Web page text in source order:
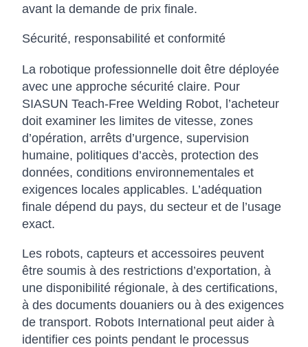
avant la demande de prix finale.
Sécurité, responsabilité et conformité
La robotique professionnelle doit être déployée
avec une approche sécurité claire. Pour
SIASUN Teach-Free Welding Robot, l’acheteur
doit examiner les limites de vitesse, zones
d’opération, arrêts d’urgence, supervision
humaine, politiques d’accès, protection des
données, conditions environnementales et
exigences locales applicables. L’adéquation
finale dépend du pays, du secteur et de l’usage
exact.
Les robots, capteurs et accessoires peuvent
être soumis à des restrictions d’exportation, à
une disponibilité régionale, à des certifications,
à des documents douaniers ou à des exigences
de transport. Robots International peut aider à
identifier ces points pendant le processus